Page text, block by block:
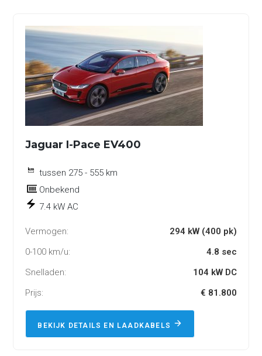
Jaguar I-Pace EV400
tussen 275 - 555 km
Onbekend
7.4 kW AC
Vermogen:
294 kW (400 pk)
0-100 km/u:
4.8 sec
Snelladen:
104 kW DC
Prijs:
€ 81.800
BEKIJK DETAILS EN LAADKABELS